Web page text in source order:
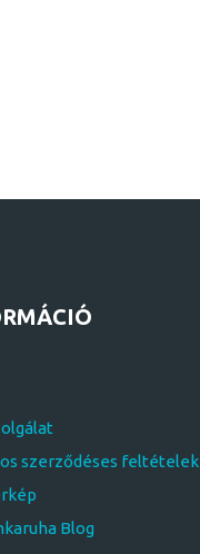
szerződéses feltételek
Blog